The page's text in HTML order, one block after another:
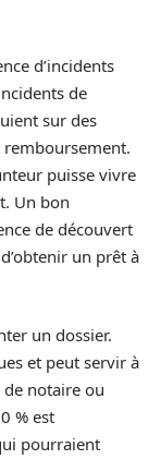
d’incidents
de
sur des
remboursement.
puisse vivre
Un bon
de découvert
un prêt à
un dossier.
et peut servir à
notaire ou
% est
pourraient